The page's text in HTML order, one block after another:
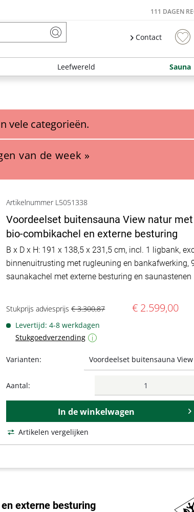
111 DAGEN
Contact
Leefwereld Sauna
vele categorieën.
van de week »
Standaard zonder oven. Een bijpassende saunaoven is
Artikelnummer L5051338
Voordeelset buitensauna View natur
bio-combikachel en externe besturing
B x D x H: 191 x 138,5 x 231,5 cm, incl. 1 ligbank,
binnenuitrusting met rugleuning en bankafwerking,
saunakachel met externe besturing en saunastenen
Stukprijs adviesprijs€ 3.300,87 € 2.599,00
Levertijd: 4-8 werkdagen
Stukgoedverzending
i
Varianten:
Aantal:
In de winkelwagen
Artikelen vergelijken
externe besturing